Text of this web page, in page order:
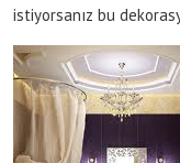
istiyorsanız bu